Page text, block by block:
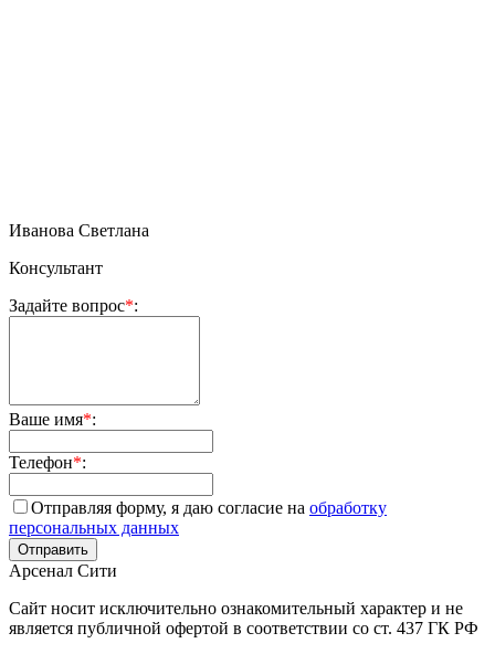
Иванова Светлана
Консультант
Задайте вопрос*:
Ваше имя*:
Телефон*:
Отправляя форму, я даю согласие на обработку
персональных данных
Арсенал Сити
Сайт носит исключительно ознакомительный характер и не
является публичной офертой в соответствии со ст. 437 ГК РФ